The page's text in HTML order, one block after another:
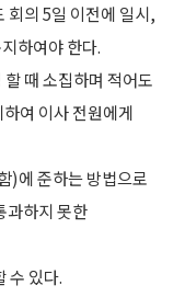
회의 5일 이전에 일시,
하여야 한다.
때 소집하며 적어도
여 이사 전원에게
)에 준하는 방법으로
과하지 못한
수 있다.